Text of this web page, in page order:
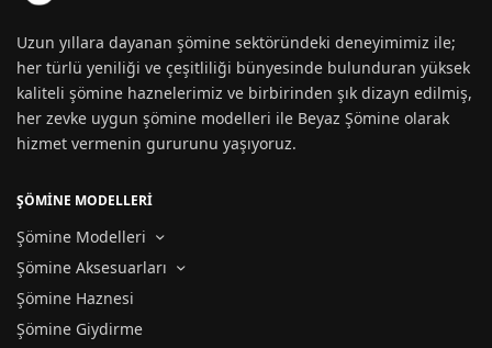
Uzun yıllara dayananşömine sektöründeki deneyimimiz ile;
her türlü yeniliği ve çeşitliliği bünyesinde bulunduran yüksek
kaliteli şömine haznelerimiz ve birbirinden şık dizayn edilmiş,
her zevke uygunşömine modelleri ile Beyaz Şömine olarak
hizmet vermenin gururunu yaşıyoruz.
ŞÖMİNE MODELLERİ
Şömine Modelleri
Şömine Aksesuarları
Şömine Haznesi
Şömine Giydirme